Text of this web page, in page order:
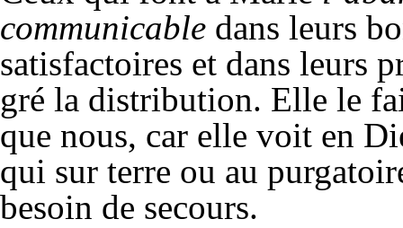
communicable dans leurs
satisfactoires et dans leurs
gré la distribution. Elle le
que nous, car elle voit en
qui sur terre ou au
besoin de secours.